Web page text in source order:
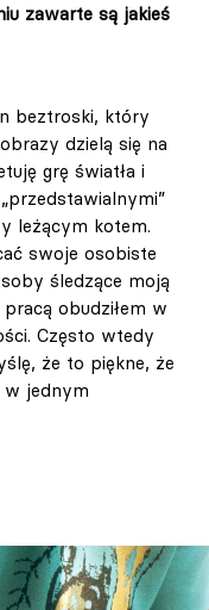
zawarte są jakieś
beztroski, który
dzielą się na
grę światła i
leżącym kotem.
swoje osobiste
śledzące moją
obudziłem w
Często wtedy
że to piękne, że
w jednym